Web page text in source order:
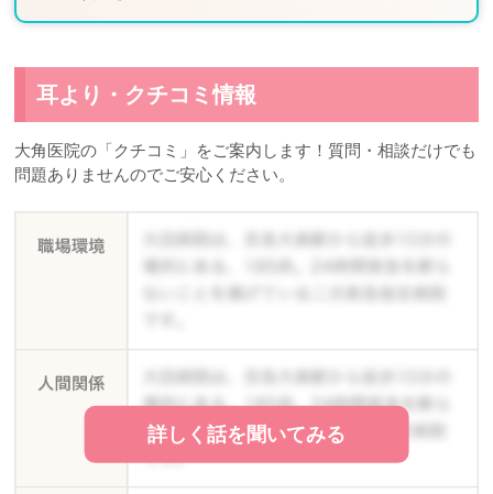
耳より・クチコミ情報
大角医院の「クチコミ」をご案内します！質問・相談だけでも
問題ありませんのでご安心ください。
詳しく話を聞いてみる